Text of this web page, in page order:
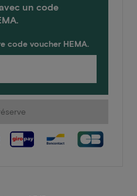
un code
code voucher HEMA.